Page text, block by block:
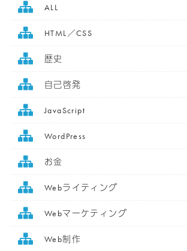
ALL
HTML／CSS
歴史
自己啓発
JavaScript
WordPress
お金
Webライティング
Webマーケティング
Web制作